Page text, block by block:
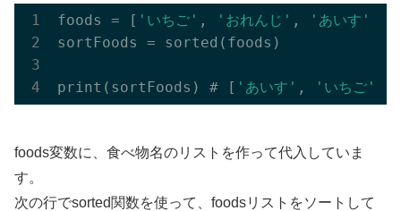
foods = [ 'いちご' , 'おれんじ' , 'あいす'
sortFoods = sorted(foods)
print(sortFoods) # [ 'あいす' , 'いちご'
foods変数に、食べ物名のリストを作って代入していま
す。
次の行でsorted関数を使って、foodsリストをソートして